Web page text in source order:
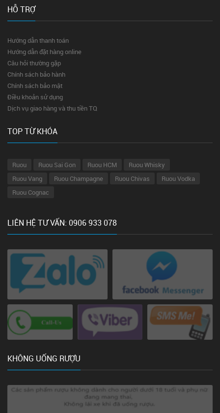
HỖ TRỢ
Hướng dẫn thanh toán
Hướng dẫn đặt hàng online
Câu hỏi thường gặp
Chính sách bảo hành
Chính sách bảo mật
Điều khoản sử dụng
Dịch vụ giao hàng và thu tiền TQ
TOP TỪ KHÓA
Ruou Ruou Sai Gon Ruou HCM
Ruou Whisky
Ruou Vang
Ruou Champagne Ruou Chivas
Ruou Vodka
Ruou Cognac
LIÊN HỆ TƯ VẤN: 0906 933 078
KHÔNG UỐNG RƯỢU